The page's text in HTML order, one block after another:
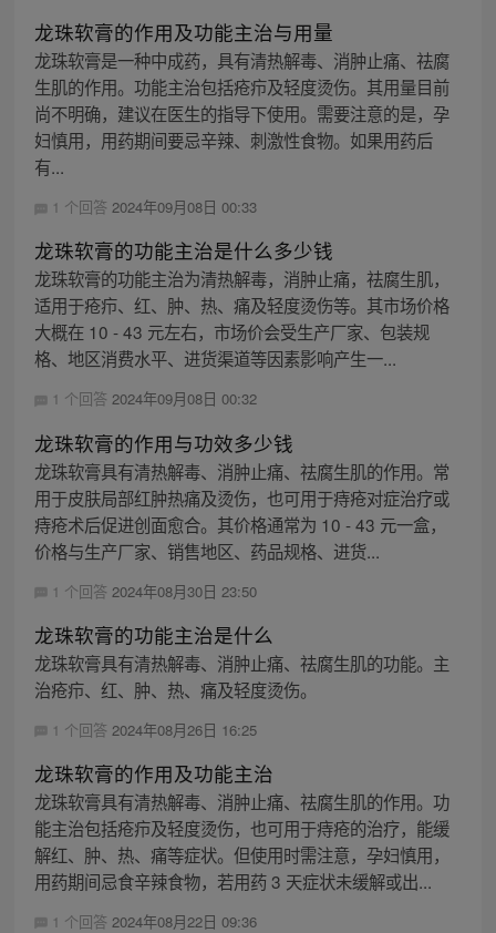
龙珠软膏的作用及功能主治与用量
龙珠软膏是一种中成药，具有清热解毒、消肿止痛、祛腐
生肌的作用。功能主治包括疮疖及轻度烫伤。其用量目前
尚不明确，建议在医生的指导下使用。需要注意的是，孕
妇慎用，用药期间要忌辛辣、刺激性食物。如果用药后
有...
1 个回答 2024年09月08日 00:33
龙珠软膏的功能主治是什么多少钱
龙珠软膏的功能主治为清热解毒，消肿止痛，祛腐生肌，
适用于疮疖、红、肿、热、痛及轻度烫伤等。其市场价格
大概在 10 - 43 元左右，市场价会受生产厂家、包装规
格、地区消费水平、进货渠道等因素影响产生一...
1 个回答 2024年09月08日 00:32
龙珠软膏的作用与功效多少钱
龙珠软膏具有清热解毒、消肿止痛、祛腐生肌的作用。常
用于皮肤局部红肿热痛及烫伤，也可用于痔疮对症治疗或
痔疮术后促进创面愈合。其价格通常为 10 - 43 元一盒，
价格与生产厂家、销售地区、药品规格、进货...
1 个回答 2024年08月30日 23:50
龙珠软膏的功能主治是什么
龙珠软膏具有清热解毒、消肿止痛、祛腐生肌的功能。主
治疮疖、红、肿、热、痛及轻度烫伤。
1 个回答 2024年08月26日 16:25
龙珠软膏的作用及功能主治
龙珠软膏具有清热解毒、消肿止痛、祛腐生肌的作用。功
能主治包括疮疖及轻度烫伤，也可用于痔疮的治疗，能缓
解红、肿、热、痛等症状。但使用时需注意，孕妇慎用，
用药期间忌食辛辣食物，若用药 3 天症状未缓解或出...
1 个回答 2024年08月22日 09:36